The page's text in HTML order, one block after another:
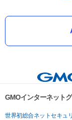
GMOインターネット
世界初総合ネットセキュ